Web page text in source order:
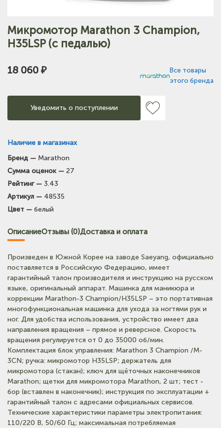
Микромотор Marathon 3 Champion,
H35LSP (с педалью)
18 060 ₽
Все товары
этого бренда
Уведомить о поступлении
Наличие в магазинах
Тел: +7-903-947-7028
Тел: +7-3854-222-223
(на карте)
Тел: +7-903-947-9492
Бренд — Marathon
Сумма оценок — 27
Рейтинг — 3.43
Артикул — 48535
Цвет — белый
ОписаниеОтзывы (0)Доставка и оплата
Произведен в Южной Корее на заводе Saeyang, официально
поставляется в Российскую Федерацию, имеет
гарантийный талон производителя и инструкцию на русском
языке, оригинальный аппарат. Машинка для маникюра и
коррекции Marathon-3 Champion/H35LSP – это портативная
многофункциональная машинка для ухода за ногтями рук и
ног. Для удобства использования, устройство имеет два
направления вращения – прямое и реверсное. Скорость
вращения регулируется от 0 до 35000 об/мин.
Комплектация блок управления: Marathon 3 Champion /M-
3CN; ручка: микромотор H35LSP; держатель для
микромотора (стакан); ключ для щёточных наконечников
Marathon; щетки для микромотора Marathon, 2 шт; тест -
бор (вставлен в наконечник); инструкция по эксплуатации +
гарантийный талон с адресами официальных сервисов.
Технические характеристики параметры электропитания:
110/220 B, 50/60 Гц; максимальная потребляемая